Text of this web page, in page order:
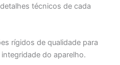
técnicos de cada
rígidos de qualidade para
do aparelho.